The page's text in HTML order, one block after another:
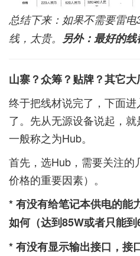
总结下来：如果不需要雷
线，太贵。 另外：最好的
山寨？众筹？贴牌？其它
终于把线材说完了，下面
了。先从无源设备说起，就
一般称之为Hub。
首先，选Hub，需要关注的
价格的重要因素）。
* 有没有给笔记本供电的能
如何（达到85W或者只能到
* 有没有显示输出接口，接